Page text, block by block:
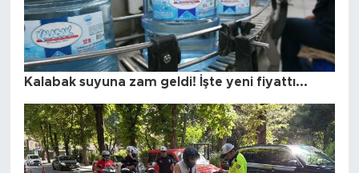
Kalabak suyuna zam geldi! İşte yeni fiyattı...